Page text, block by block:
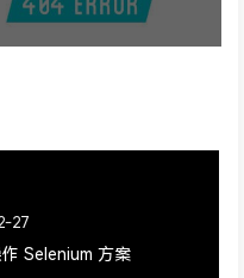
27
Selenium 方案